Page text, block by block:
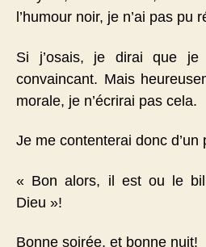
l’humour noir, je n’ai pas pu
Si j’osais, je dirai que
convaincant. Mais
morale, je n’écrirai pas cela.
Je me contenterai donc d’un
« Bon alors, il est ou le
Dieu »!
Bonne soirée, et bonne nuit!